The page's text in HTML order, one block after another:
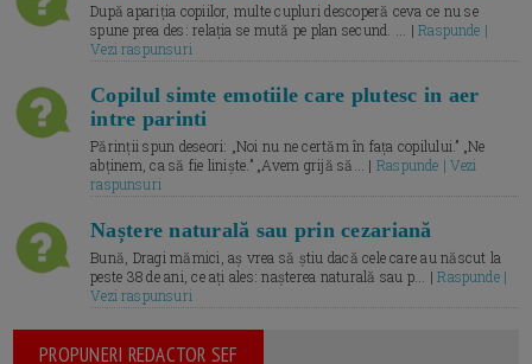
După apariția copiilor, multe cupluri descoperă ceva ce nu se
spune prea des: relația se mută pe plan secund. ... |Raspunde |
Vezi raspunsuri
Copilul simte emotiile care plutesc in aer
intre parinti
Părinții spun deseori: „Noi nu ne certăm în fața copilului.” „Ne
abținem, ca să fie liniște.” „Avem grijă să... | Raspunde | Vezi
raspunsuri
Naștere naturală sau prin cezariană
Bună, Dragi mămici, aș vrea să știu dacă cele care au născut la
peste 38 de ani, ce ați ales: nașterea naturală sau p... |Raspunde |
Vezi raspunsuri
PROPUNERI REDACTOR SEF